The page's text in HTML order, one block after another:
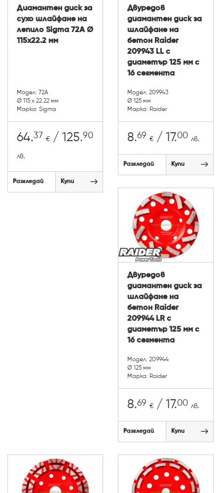
Диамантен диск за
сухо шлайфане на
лепило Sigma 72A Ø
115х22.2 мм
Модел: 72A
Ø 115 x 22.22 мм
Марка: Sigma
64.37 € / 125.90
лв.
Разгледай Купи
Двуредов
диамантен диск за
шлайфане на
бетон Raider
209943 LL с
диаметър 125 мм с
16 сегмента
Модел: 209943
Ø 125 мм
Марка: Raider
8.69 € / 17.00 лв.
Разгледай Купи
Двуредов
диамантен диск за
шлайфане на
бетон Raider
209944 LR с
диаметър 125 мм с
16 сегмента
Модел: 209944
Ø 125 мм
Марка: Raider
8.69 € / 17.00 лв.
Разгледай Купи